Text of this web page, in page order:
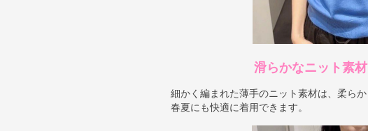
滑らかなニット素
細かく編まれた薄手のニット素材は、柔ら
春夏にも快適に着用できます。